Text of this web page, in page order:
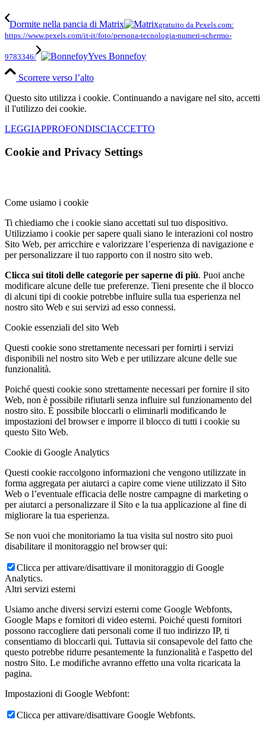
Dormite nella pancia di Matrix
gratuito da Pexels.com:
https://www.pexels.com/it-it/foto/persona-tecnologia-numeri-schermo-
9783346/ Yves Bonnefoy
Scorrere verso l’alto
Questo sito utilizza i cookie. Continuando a navigare nel sito, accetti
il l'utilizzo dei cookie.
LEGGIAPPROFONDISCIACCETTO
Cookie and Privacy Settings
Come usiamo i cookie
Ti chiediamo che i cookie siano accettati sul tuo dispositivo.
Utilizziamo i cookie per sapere quali siano le interazioni col nostro
Sito Web, per arricchire e valorizzare l’esperienza di navigazione e
per personalizzare il tuo rapporto con il nostro sito web.
Clicca sui titoli delle categorie per saperne di più. Puoi anche
modificare alcune delle tue preferenze. Tieni presente che il blocco
di alcuni tipi di cookie potrebbe influire sulla tua esperienza nel
nostro sito Web e sui servizi ad esso connessi.
Cookie essenziali del sito Web
Questi cookie sono strettamente necessari per fornirti i servizi
disponibili nel nostro sito Web e per utilizzare alcune delle sue
funzionalità.
Poiché questi cookie sono strettamente necessari per fornire il sito
Web, non è possibile rifiutarli senza influire sul funzionamento del
nostro sito. È possibile bloccarli o eliminarli modificando le
impostazioni del browser e imporre il blocco di tutti i cookie su
questo Sito Web.
Cookie di Google Analytics
Questi cookie raccolgono informazioni che vengono utilizzate in
forma aggregata per aiutarci a capire come viene utilizzato il Sito
Web o l’eventuale efficacia delle nostre campagne di marketing o
per aiutarci a personalizzare il Sito e la tua applicazione al fine di
migliorare la tua esperienza.
Se non vuoi che monitoriamo la tua visita sul nostro sito puoi
disabilitare il monitoraggio nel browser qui:
Clicca per attivare/disattivare il monitoraggio di Google
Analytics.
Altri servizi esterni
Usiamo anche diversi servizi esterni come Google Webfonts,
Google Maps e fornitori di video esterni. Poiché questi fornitori
possono raccogliere dati personali come il tuo indirizzo IP, ti
consentiamo di bloccarli qui. Tuttavia sii consapevole del fatto che
questo potrebbe ridurre pesantemente la funzionalità e l'aspetto del
nostro Sito. Le modifiche avranno effetto una volta ricaricata la
pagina.
Impostazioni di Google Webfont:
Clicca per attivare/disattivare Google Webfonts.